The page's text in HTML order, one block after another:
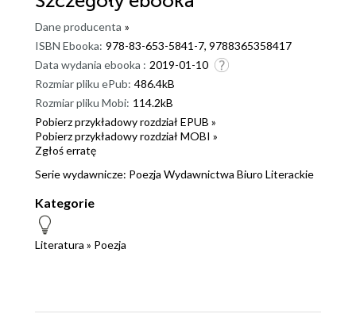
Dane producenta »
ISBN Ebooka: 978-83-653-5841-7, 9788365358417
Data wydania ebooka : 2019-01-10
Rozmiar pliku ePub: 486.4kB
Rozmiar pliku Mobi: 114.2kB
Pobierz przykładowy rozdział EPUB »
Pobierz przykładowy rozdział MOBI »
Zgłoś erratę
Serie wydawnicze: Poezja Wydawnictwa Biuro Literackie
Kategorie
Literatura » Poezja